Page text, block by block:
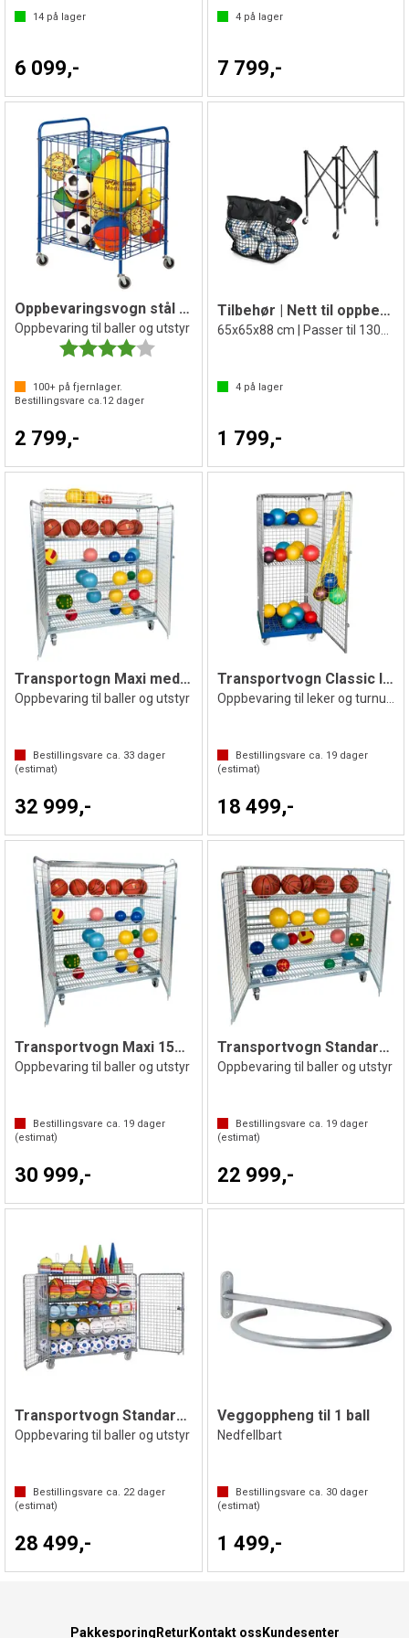
14 på lager
6 099,-
4på lager
7 799,-
Oppbevaringsvogn stål 70x55x94 cm
Oppbevaring til baller og utstyr
Karakter:
4.0 av 5 mulige
100+ på fjernlager.
Bestillingsvare ca.12dager
2 799,-
Tilbehør | Nett til oppbevaringsvogn
4på lager
1 799,-
Transportogn Maxi med topp 150x170 cm
Oppbevaring til baller og utstyr
Bestillingsvare ca. 33 dager
(estimat)
32 999,-
Transportvogn Classic II 72x180 cm
Bestillingsvare ca. 19dager
(estimat)
18 499,-
Transportvogn Maxi 150x170 cm
Oppbevaring til baller og utstyr
Bestillingsvare ca. 19 dager
(estimat)
30 999,-
Transportvogn Standard 150x140 cm
Oppbevaring til baller og utstyr
Bestillingsvare ca. 19dager
(estimat)
22 999,-
Transportvogn Standard m/topp 150x140 cm
Oppbevaring til baller og utstyr
Bestillingsvare ca. 22dager
(estimat)
28 499,-
Veggoppheng til 1 ball
Nedfellbart
Bestillingsvare ca. 30dager
(estimat)
1 499,-
Pakkesporing Retur Kontakt oss Kundesenter